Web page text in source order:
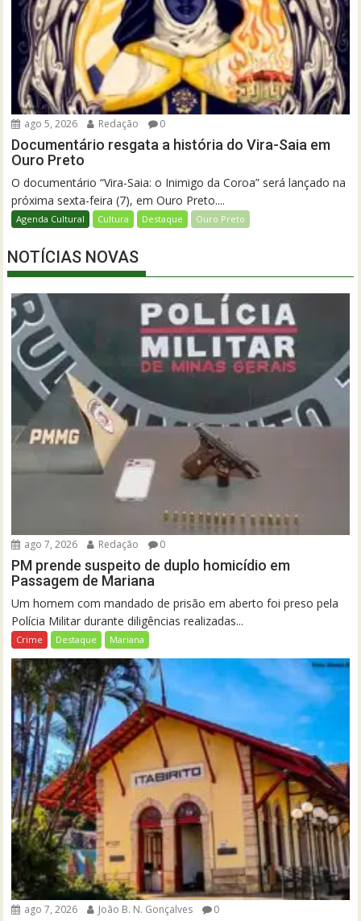
ago 5, 2026 Redação 0
Documentário resgata a história do Vira-Saia em
Ouro Preto
O documentário “Vira-Saia: o Inimigo da Coroa” será lançado na
próxima sexta-feira (7), em Ouro Preto....
Agenda Cultural Cultura Destaque Ouro Preto
NOTÍCIAS NOVAS
ago 7, 2026 Redação 0
PM prende suspeito de duplo homicídio em
Passagem de Mariana
Um homem com mandado de prisão em aberto foi preso pela
Polícia Militar durante diligências realizadas...
Crime Destaque Mariana
ago 7, 2026 João B. N. Gonçalves 0